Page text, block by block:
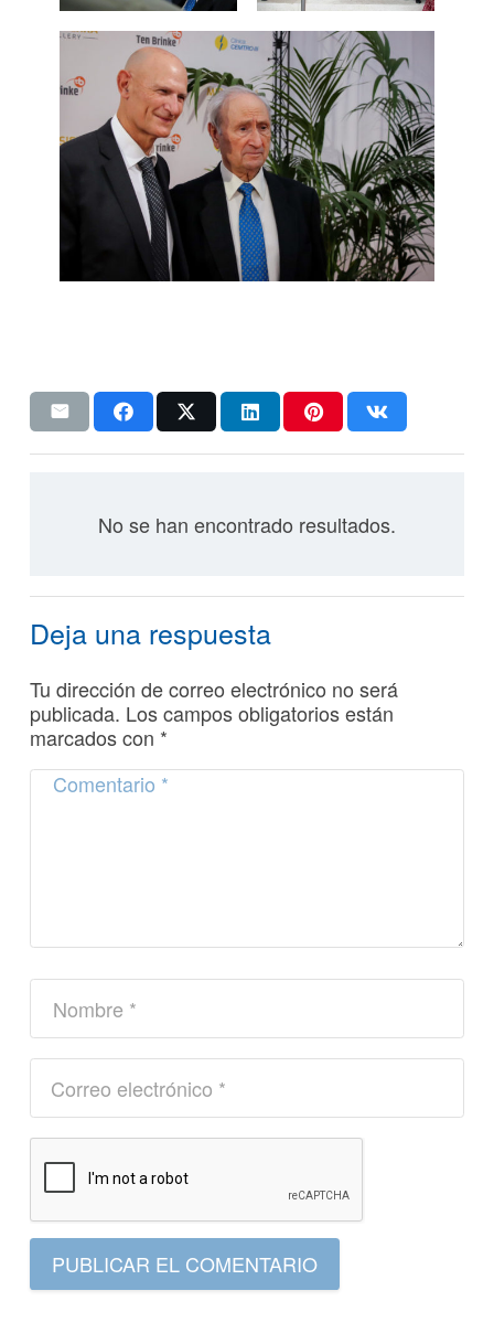
No se han encontrado resultados.
Deja una respuesta
Tu dirección de correo electrónico no será
publicada. Los campos obligatorios están
marcados con *
PUBLICAR EL COMENTARIO